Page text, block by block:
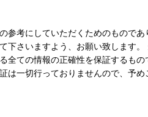
参考にしていただくためのものであ
下さいますよう、お願い致します。
ての情報の正確性を保証するもの
一切行っておりませんので、予め